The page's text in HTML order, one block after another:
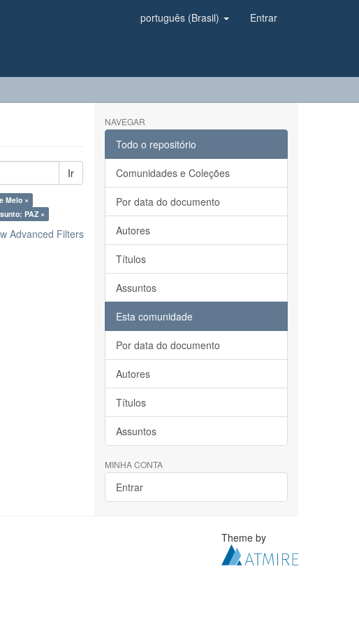
português (Brasil) Entrar
Ir
Melo ×
PAZ ×
Advanced Filters
NAVEGAR
Todo o repositório
Comunidades e Coleções
Por data do documento
Autores
Títulos
Assuntos
Esta comunidade
Por data do documento
Autores
Títulos
Assuntos
MINHA CONTA
Entrar
Theme by